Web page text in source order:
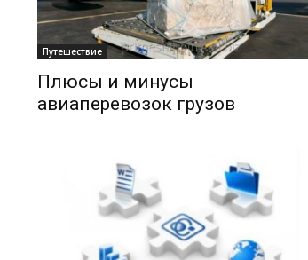
Путешествие
Плюсы и минусы
авиаперевозок грузов